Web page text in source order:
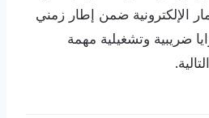
الإلكترونية ضمن إطار زمني
ضريبية وتشغيلية مهمة